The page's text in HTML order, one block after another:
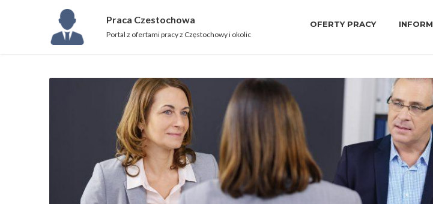
Praca Czestochowa
Portal z ofertami pracy z Częstochowy i okolic
OFERTY PRACY